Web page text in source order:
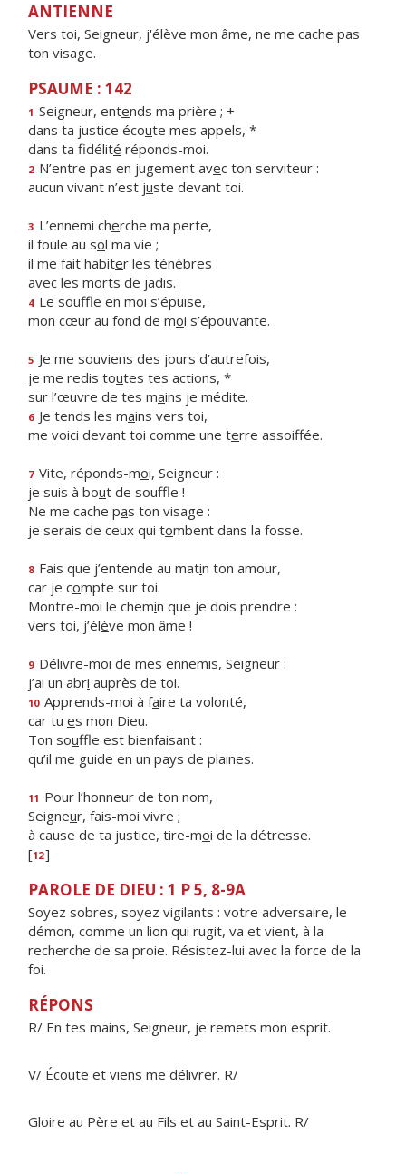
ANTIENNE
Vers toi, Seigneur, j'élève mon âme, ne me cache pas
ton visage.
PSAUME : 142
1 Seigneur, entends ma prière ; +
dans ta justice écoute mes appels, *
dans ta fidélité réponds-moi.
2 N’entre pas en jugement avec ton serviteur :
aucun vivant n’est juste devant toi.
3 L’ennemi cherche ma perte,
il foule au sol ma vie ;
il me fait habiter les ténèbres
avec les morts de jadis.
4 Le souffle en moi s’épuise,
mon cœur au fond de moi s’épouvante.
5 Je me souviens des jours d’autrefois,
je me redis toutes tes actions, *
sur l’œuvre de tes mains je médite.
6 Je tends les mains vers toi,
me voici devant toi comme une terre assoiffée.
7 Vite, réponds-moi, Seigneur :
je suis à bout de souffle !
Ne me cache pas ton visage :
je serais de ceux qui tombent dans la fosse.
8 Fais que j’entende au matin ton amour,
car je compte sur toi.
Montre-moi le chemin que je dois prendre :
vers toi, j’élève mon âme !
9 Délivre-moi de mes ennemis, Seigneur :
j’ai un abri auprès de toi.
10 Apprends-moi à faire ta volonté,
car tu es mon Dieu.
Ton souffle est bienfaisant :
qu’il me guide en un pays de plaines.
11 Pour l’honneur de ton nom,
Seigneur, fais-moi vivre ;
à cause de ta justice, tire-moi de la détresse.
[12]
PAROLE DE DIEU : 1 P 5, 8-9A
Soyez sobres, soyez vigilants : votre adversaire, le
démon, comme un lion qui rugit, va et vient, à la
recherche de sa proie. Résistez-lui avec la force de la
foi.
RÉPONS
R/ En tes mains, Seigneur, je remets mon esprit.
V/ Écoute et viens me délivrer. R/
Gloire au Père et au Fils et au Saint-Esprit. R/